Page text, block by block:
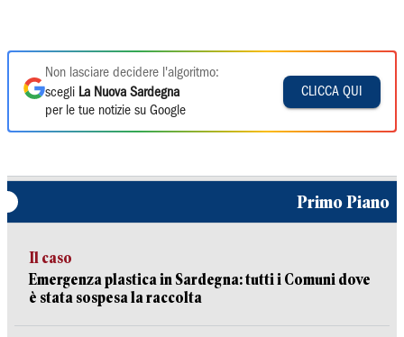
Non lasciare decidere l'algoritmo:
scegli La Nuova Sardegna
per le tue notizie su Google
CLICCA QUI
Primo Piano
Il caso
Emergenza plastica in Sardegna: tutti i Comuni dove
è stata sospesa la raccolta